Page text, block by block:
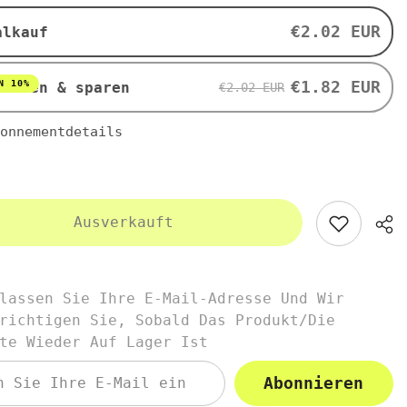
100
-
€2.02 EUR
& sparen
10% €2.02 EUR €1.82 EUR
Ausverkauft
Sie Ihre E-Mail-Adresse Und Wir
Sie, Sobald Das Produkt/die
Wieder Auf Lager Ist
Abonnieren